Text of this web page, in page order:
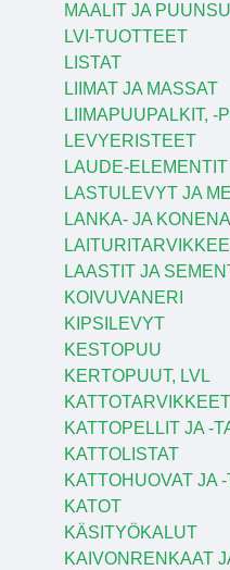
MAALIT JA
LVI-TUOTTEET
LISTAT
LIIMAT JA MASSAT
LIIMAPUUPALKIT, -
LEVYERISTEET
LAUDE-ELEMENTIT
LASTULEVYT JA
LANKA- JA
LAASTIT JA
KOIVUVANERI
KIPSILEVYT
KESTOPUU
KERTOPUUT, LVL
KATTOPELLIT JA -
KATTOLISTAT
KATTOHUOVAT JA
KATOT
KÄSITYÖKALUT
KAIVONRENKAAT